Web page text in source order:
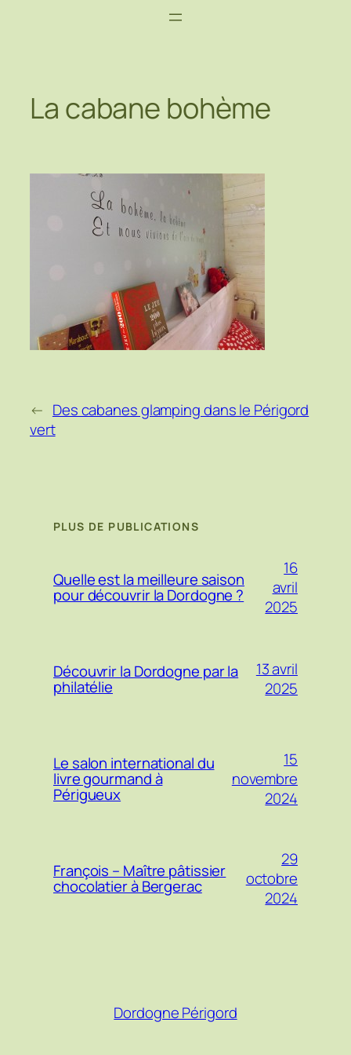
La cabane bohème
← Des cabanes glamping dans le Périgord
vert
PLUS DE PUBLICATIONS
Quelle est la meilleure saison
pour découvrir la Dordogne ?
16
avril
2025
Découvrir la Dordogne par la
philatélie
13 avril
2025
Le salon international du
livre gourmand à
Périgueux
15
novembre
2024
François – Maître pâtissier
chocolatier à Bergerac
29
octobre
2024
Dordogne Périgord